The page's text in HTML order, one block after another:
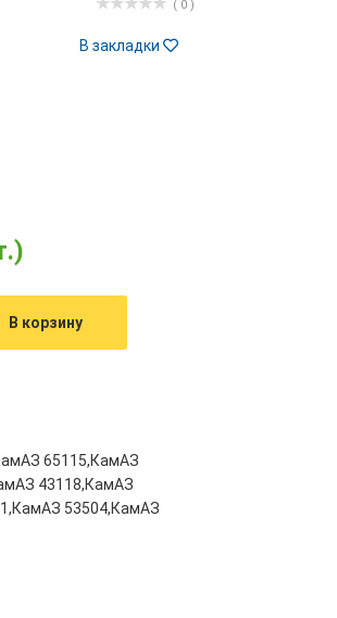
( 0 )
В закладки
В корзину
65115,КамАЗ
43118,КамАЗ
53504,КамАЗ